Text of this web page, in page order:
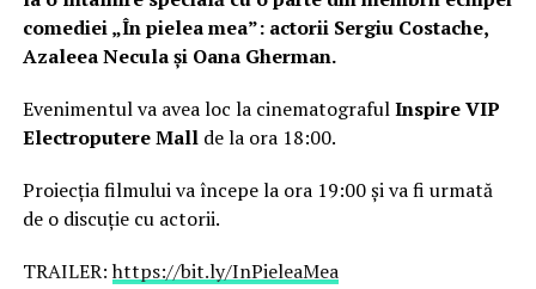
comediei „În pielea mea”: actorii Sergiu Costache,
Azaleea Necula și Oana Gherman.
Evenimentul va avea loc la cinematografulInspire VIP
Electroputere Mall de la ora 18:00.
Proiecția filmului va începe la ora 19:00 și va fi urmată
de o discuție cu actorii.
TRAILER:https://bit.ly/InPieleaMea